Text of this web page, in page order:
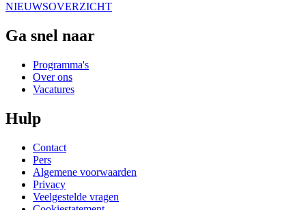
NIEUWSOVERZICHT
Ga snel naar
Programma's
Over ons
Vacatures
Hulp
Contact
Pers
Algemene voorwaarden
Privacy
Veelgestelde vragen